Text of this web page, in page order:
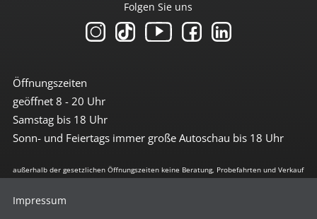
Öffnungszeiten
geöffnet 8 - 20 Uhr
Samstag bis 18 Uhr
Sonn- und Feiertags immer große Autoschau bis 18 Uhr
Folgen Sie uns
außerhalb der gesetzlichen Öffnungszeiten keine Beratung, Probefahrten und Verkauf
Impressum